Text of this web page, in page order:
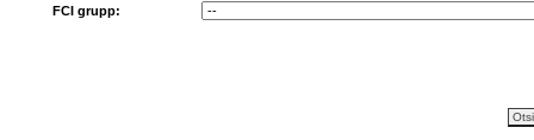
FCI grupp: